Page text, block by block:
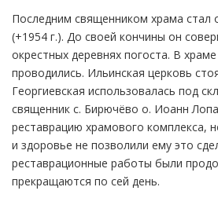
Последним священником храма стал
(+1954 г.). До своей кончины он
окрестных деревнях погоста. В
проводились. Ильинская церковь
Георгиевская использовалась под
священник с. Бирючёво о. Иоанн
реставрацию храмового комплекса,
и здоровье не позволили ему это
реставрационные работы были
прекращаются по сей день.